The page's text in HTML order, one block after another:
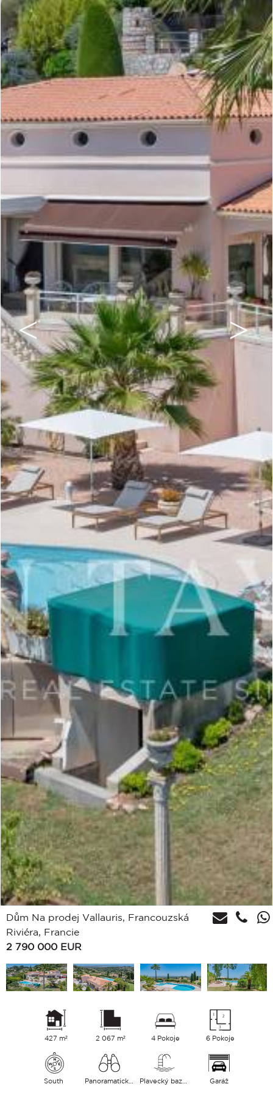
Dům Na prodej Vallauris, Francouzská
Riviéra, Francie
2 790 000 EUR
427 m² 2 067 m² 4 Pokoje 6 Pokoje
South Garáž